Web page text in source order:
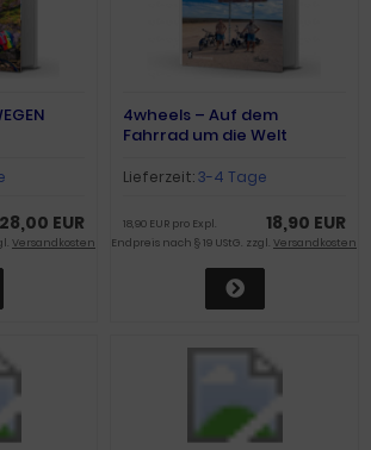
28,00 EUR
Versandkosten
4wheels – Auf dem
Fahrrad um die Welt
Lieferzeit:3-4 Tage
18,90 EUR
18,90 EUR pro Expl.
Endpreis nach § 19 UStG. zzgl. Versandkosten